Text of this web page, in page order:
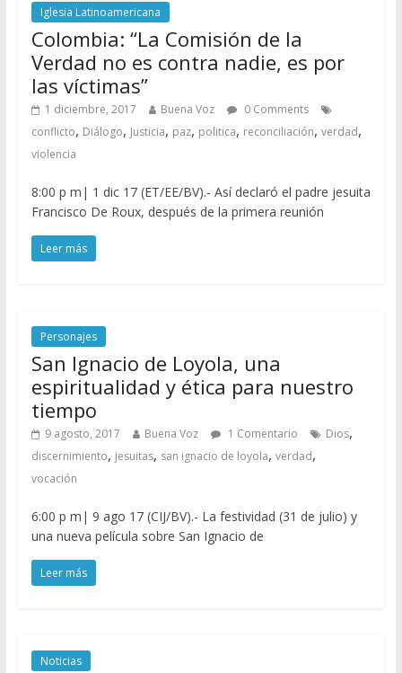
Iglesia Latinoamericana
Colombia: “La Comisión de la
Verdad no es contra nadie, es por
las víctimas”
1 diciembre, 2017 Buena Voz
0 Comments
conflicto, Diálogo, Justicia, paz, politica, reconciliación, verdad,
violencia
8:00 p m| 1 dic 17 (ET/EE/BV).- Así declaró el padre jesuita
Francisco De Roux, después de la primera reunión
Leer más
Personajes
San Ignacio de Loyola, una
espiritualidad y ética para nuestro
tiempo
9 agosto, 2017 Buena Voz 1 Comentario Dios,
discernimiento, jesuitas, san ignacio de loyola, verdad,
vocación
6:00 p m| 9 ago 17 (CIJ/BV).- La festividad (31 de julio) y
una nueva película sobre San Ignacio de
Leer más
Noticias